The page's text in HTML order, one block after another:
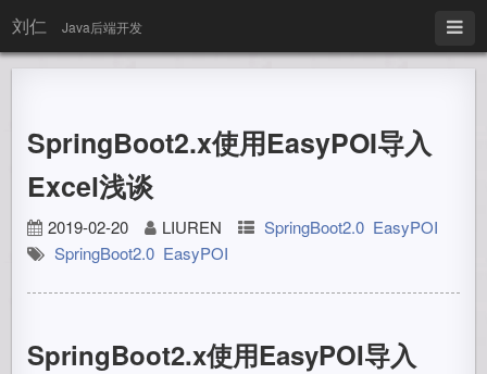
刘仁 Java后端开发
SpringBoot2.x使用EasyPOI导入
Excel浅谈
2019-02-20 LIUREN SpringBoot2.0 EasyPOI
SpringBoot2.0 EasyPOI
SpringBoot2.x使用EasyPOI导入